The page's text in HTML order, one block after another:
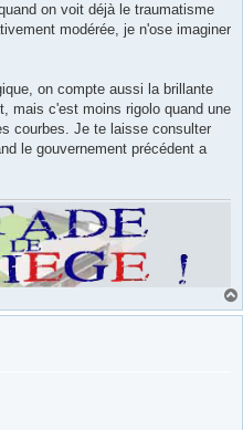
on voit déjà le traumatisme
modérée, je n'ose imaginer
on compte aussi la brillante
mais c'est moins rigolo quand une
courbes. Je te laisse consulter
le gouvernement précédent a